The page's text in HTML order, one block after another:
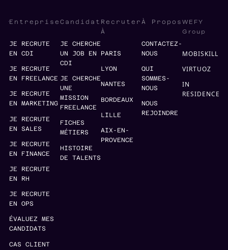
Entreprise
JE RECRUTE
EN CDI
JE RECRUTE
EN FREELANCE
JE RECRUTE
EN MARKETING
JE RECRUTE
EN SALES
JE RECRUTE
EN FINANCE
JE RECRUTE
EN RH
JE RECRUTE
EN OPS
ÉVALUEZ MES
CANDIDATS
CAS CLIENT
Candidat
JE CHERCHE
UN JOB EN
CDI
JE CHERCHE
UNE
MISSION
FREELANCE
FICHES
MÉTIERS
HISTOIRE
DE TALENTS
Recruter
À
PARIS
LYON
NANTES
BORDEAUX
LILLE
AIX-EN-
PROVENCE
À Propos
CONTACTEZ-
NOUS
QUI
SOMMES-
NOUS
NOUS
REJOINDRE
WEFY
Group
MOBISKILL
VIRTUOZ
IN
RESIDENCE